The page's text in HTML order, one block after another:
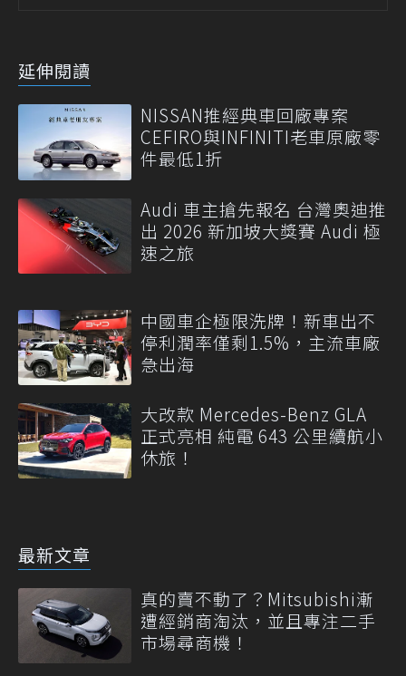
延伸閱讀
NISSAN推經典車回廠專案
CEFIRO與INFINITI老車原廠零
件最低1折
Audi 車主搶先報名 台灣奧迪推
出 2026 新加坡大獎賽 Audi 極
速之旅
中國車企極限洗牌！新車出不
停利潤率僅剩1.5%，主流車廠
急出海
大改款 Mercedes-Benz GLA
正式亮相 純電 643 公里續航小
休旅！
最新文章
真的賣不動了？Mitsubishi漸
遭經銷商淘汰，並且專注二手
市場尋商機！